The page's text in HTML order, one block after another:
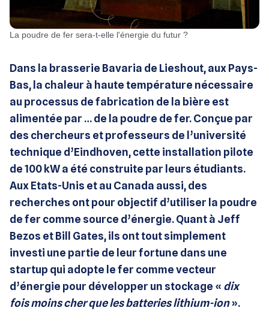
La poudre de fer sera-t-elle l'énergie du futur ?
Dans la brasserie Bavaria de Lieshout, aux Pays-
Bas, la chaleur à haute température nécessaire
au processus de fabrication de la bière est
alimentée par … de la poudre de fer. Conçue par
des chercheurs et professeurs de l’université
technique d’Eindhoven, cette installation pilote
de 100 kW a été construite par leurs étudiants.
Aux Etats-Unis et au Canada aussi, des
recherches ont pour objectif d’utiliser la poudre
de fer comme source d’énergie. Quant à Jeff
Bezos et Bill Gates, ils ont tout simplement
investi une partie de leur fortune dans une
startup qui adopte le fer comme vecteur
d’énergie pour développer un stockage « dix
fois moins cher que les batteries lithium-ion».